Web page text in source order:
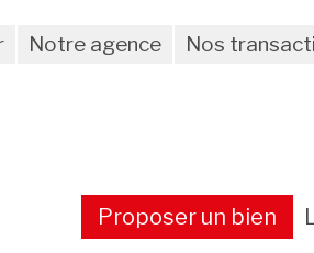
Notre agence Nos
Proposer un bien